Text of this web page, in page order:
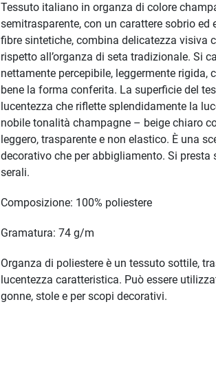
Tessuto italiano in organza di colore
semitrasparente, con un carattere sobrio ed
fibre sintetiche, combina delicatezza visiva
rispetto all’organza di seta tradizionale. Si
nettamente percepibile, leggermente rigida,
bene la forma conferita. La superficie del
lucentezza che riflette splendidamente la
nobile tonalità champagne – beige chiaro
leggero, trasparente e non elastico. È una
decorativo che per abbigliamento. Si presta
serali.
Composizione: 100% poliestere
Gramatura: 74 g/m
Organza di poliestere è un tessuto sottile,
lucentezza caratteristica. Può essere
gonne, stole e per scopi decorativi.